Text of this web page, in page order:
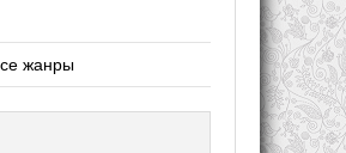
жанры